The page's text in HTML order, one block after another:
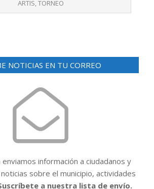
ARTIS,TORNEO
NOTICIAS EN TU CORREO
enviamos información a ciudadanos y
sobre el municipio, actividades
a nuestra lista de envío.